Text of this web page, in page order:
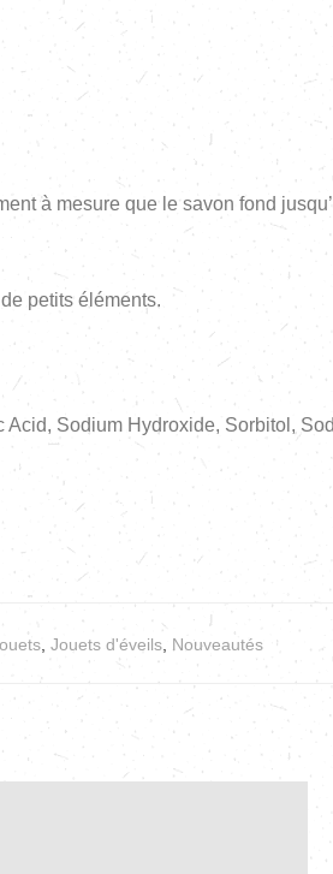
à mesure que le savon fond
petits éléments.
Sodium Hydroxide, Sorbitol,
, Jouets d'éveils, Nouveautés